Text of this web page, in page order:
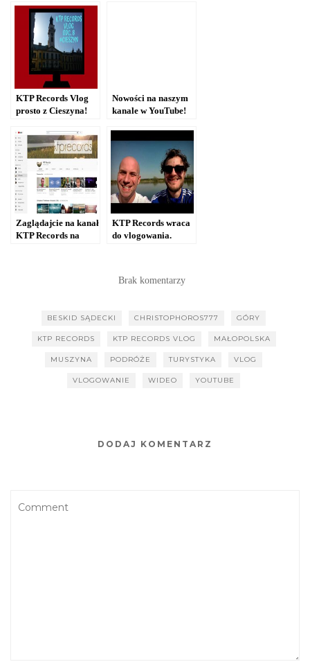
KTP Records Vlog
prosto z Cieszyna!
Nowości na naszym
kanale w YouTube!
Zaglądajcie na kanał
KTP Records na
KTP Records wraca
do vlogowania.
Brak komentarzy
BESKID SĄDECKI CHRISTOPHOROS777 GÓRY
KTP RECORDS KTP RECORDS VLOG MAŁOPOLSKA
MUSZYNA PODRÓŻE TURYSTYKA VLOG
VLOGOWANIE WIDEO YOUTUBE
DODAJ KOMENTARZ